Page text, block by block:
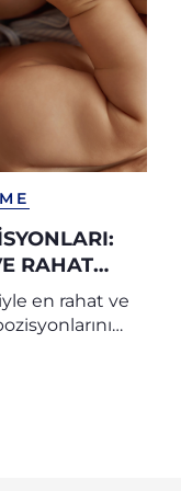
RAHAT
|
en rahat ve